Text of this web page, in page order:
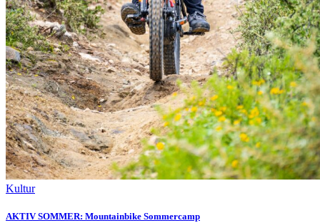
Kultur
AKTIV SOMMER: Mountainbike Sommercamp